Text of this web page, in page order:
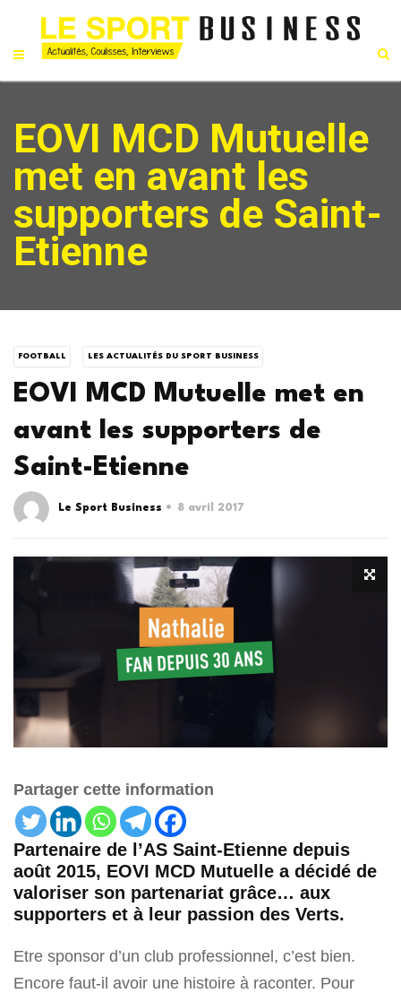
EOVI MCD Mutuelle
met en avant les
supporters de Saint-
Etienne
FOOTBALL LES ACTUALITÉS DU SPORT BUSINESS
EOVI MCD Mutuelle met en
avant les supporters de
Saint-Etienne
Le Sport Business 8 avril 2017
Partager cette information
Partenaire de l’AS Saint-Etienne depuis
août 2015, EOVI MCD Mutuelle a décidé de
valoriser son partenariat grâce… aux
supporters et à leur passion des Verts.
Etre sponsor d’un club professionnel, c’est bien.
Encore faut-il avoir une histoire à raconter. Pour